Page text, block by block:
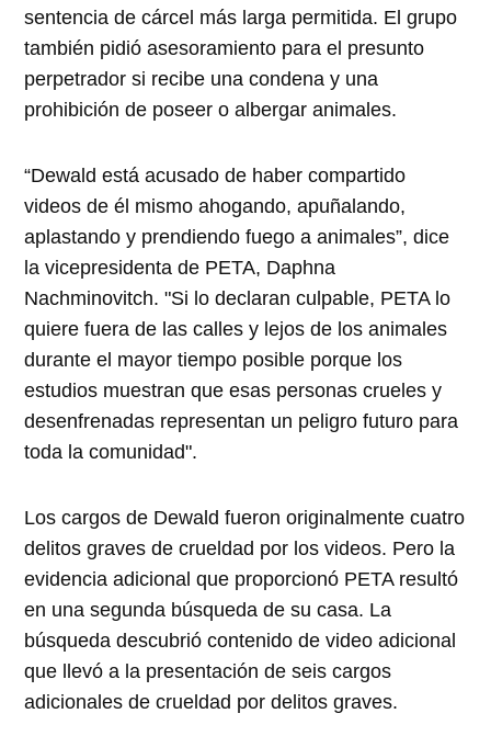
sentencia de cárcel más larga permitida. El grupo
también pidió asesoramiento para el presunto
perpetrador si recibe una condena y una
prohibición de poseer o albergar animales.
“Dewald está acusado de haber compartido
videos de él mismo ahogando, apuñalando,
aplastando y prendiendo fuego a animales”, dice
la vicepresidenta de PETA, Daphna
Nachminovitch. "Si lo declaran culpable, PETA lo
quiere fuera de las calles y lejos de los animales
durante el mayor tiempo posible porque los
estudios muestran que esas personas crueles y
desenfrenadas representan un peligro futuro para
toda la comunidad".
Los cargos de Dewald fueron originalmente cuatro
delitos graves de crueldad por los videos. Pero la
evidencia adicional que proporcionó PETA resultó
en una segunda búsqueda de su casa. La
búsqueda descubrió contenido de video adicional
que llevó a la presentación de seis cargos
adicionales de crueldad por delitos graves.